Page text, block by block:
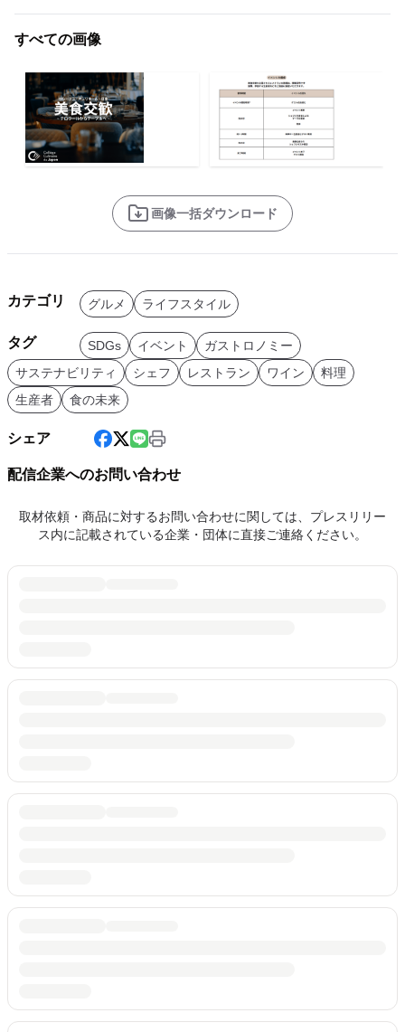
すべての画像
画像一括ダウンロード
カテゴリ グルメ ライフスタイル
タグ SDGs イベント
ガストロノミー
サステナビリティ
シェフ レストラン ワイン
料理
生産者
食の未来
シェア
配信企業へのお問い合わせ
取材依頼・商品に対するお問い合わせに関しては、プレスリリー
ス内に記載されている企業・団体に直接ご連絡ください。